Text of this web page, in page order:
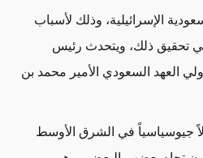
الإسرائيلية، وذلك لأسباب
تحقيق ذلك، ويتحدث رئيس
ولي العهد السعودي الأمير محمد بن
جيوسياسياً في الشرق الأوسط